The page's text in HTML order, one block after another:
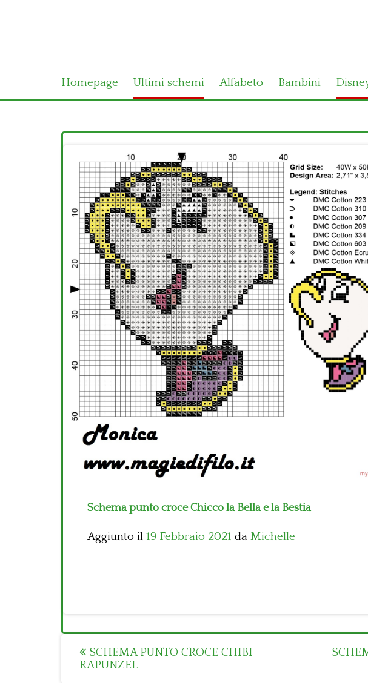
Homepage Ultimi schemi Alfabeto Bambini
Schema punto croce Chicco la Bella e la Bestia
Aggiunto il 19 Febbraio 2021 da Michelle
Post
navigation
SCHEMA PUNTO CROCE CHIBI
RAPUNZEL